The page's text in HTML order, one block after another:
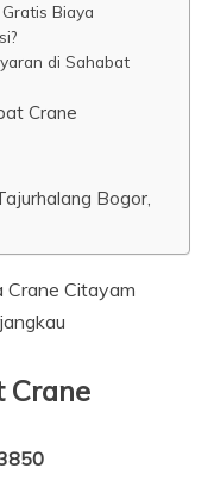
Biaya
di Sahabat
Crane
Bogor,
Crane